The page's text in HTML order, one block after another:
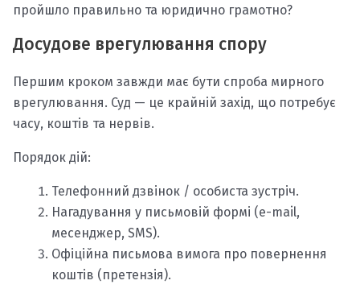
пройшло правильно та юридично грамотно?
Досудове врегулювання спору
Першим кроком завжди має бути спроба мирного
врегулювання. Суд — це крайній захід, що потребує
часу, коштів та нервів.
Порядок дій:
Телефонний дзвінок / особиста зустріч.
Нагадування у письмовій формі (e-mail,
месенджер, SMS).
Офіційна письмова вимога про повернення
коштів (претензія).